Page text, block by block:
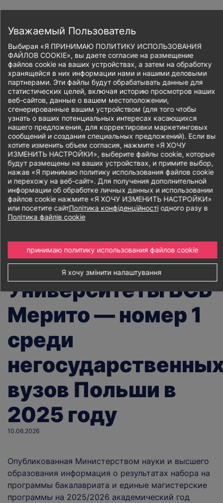
main
content
Breadcrumb
Университеты ВСБ
Мерито — номер 1
среди
вузов Польши в
2025 году
10.06.2026
Опубликованная Министерством науки и высшего
образования информация о результатах набора на
программы бакалавриата и единые магистерские
программы на 2025/2026 академический год
Уважаемый Пользователь
Выбирая «Я ПРИНИМАЮ ПОЛИТИКУ ИСПОЛЬЗОВАНИЯ
ФАЙЛОВ COOKIE», вы даете согласие на размещение
файлов cookie на ваших устройствах, а затем на обработку
хранящейся в них информации нами и нашими деловыми
партнерами. Эти файлы будут обрабатывать данные для
статистических целей, включая историю просмотров наших
веб-сайтов, данные о вашем местоположении,
сгенерированные вашим устройством (для того чтобы
узнать о ваших потенциальных интересах касающихся
нашего предложения, для корректировки маркетинговых
сообщений и создания специальных предложений). Если вы
хотите изменить объем согласия, нажмите «Я ХОЧУ
ИЗМЕНИТЬ НАСТРОЙКИ», выберите файлы cookie, которые
будут размещены на ваших устройствах, и примите выбор,
нажав «Я принимаю политику использования файлов cookie
и перехожу на веб-сайт». Для получения дополнительной
информации об обработке личных данных и использовании
файлов cookie нажмите «Я ХОЧУ ИЗМЕНИТЬ НАСТРОЙКИ»
или посетите сайтПолітика конфіденційностіодного разу в
Політика файлів cookie
принимаю политику использования файлов cookie